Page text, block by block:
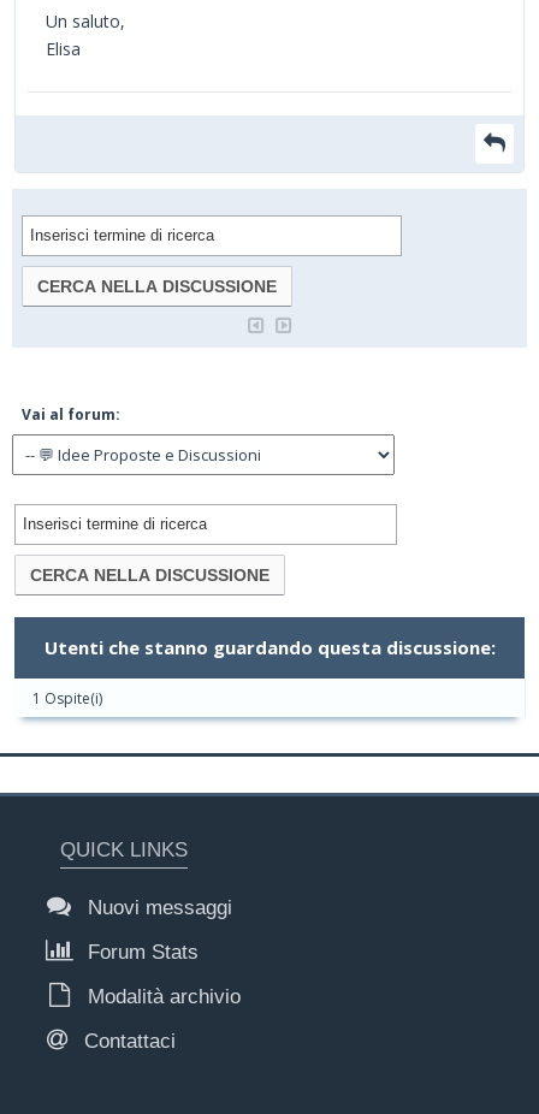
Un saluto,
Elisa
Vai al forum:
Utenti che stanno guardando questa discussione:
1 Ospite(i)
QUICK LINKS
Nuovi messaggi
Forum Stats
Modalità archivio
Contattaci